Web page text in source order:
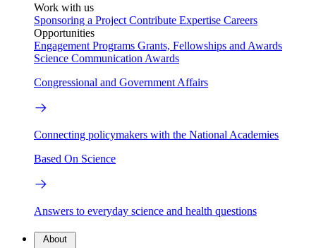
Work with us
Sponsoring a Project Contribute Expertise Careers
Opportunities
Engagement Programs Grants, Fellowships and Awards
Science Communication Awards
Congressional and Government Affairs
Connecting policymakers with the National Academies
Based On Science
Answers to everyday science and health questions
About